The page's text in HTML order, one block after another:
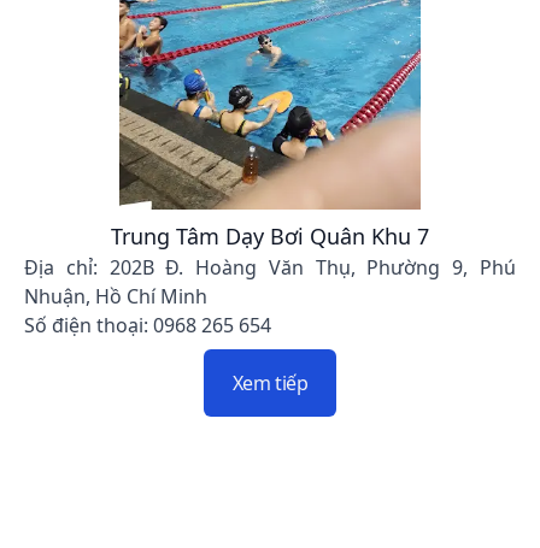
Trung Tâm Dạy Bơi Quân Khu 7
Địa chỉ: 202B Đ. Hoàng Văn Thụ, Phường 9, Phú
Nhuận, Hồ Chí Minh
Số điện thoại: 0968 265 654
Xem tiếp